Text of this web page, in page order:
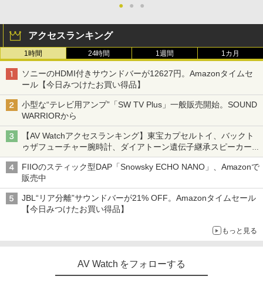
● ● ●
アクセスランキング
1時間 24時間 1週間 1カ月
ソニーのHDMI付きサウンドバーが12627円。Amazonタイムセ
ール【今日みつけたお買い得品】
小型な“テレビ用アンプ”「SW TV Plus」一般販売開始。SOUND
WARRIORから
【AV Watchアクセスランキング】東宝カプセルトイ、バックト
ゥザフューチャー腕時計、ダイアトーン遺伝子継承スピーカー
('26年8月3日～9日)
FIIOのスティック型DAP「Snowsky ECHO NANO」、Amazonで
販売中
JBL“リア分離”サウンドバーが21% OFF。Amazonタイムセール
【今日みつけたお買い得品】
もっと見る
AV Watch をフォローする